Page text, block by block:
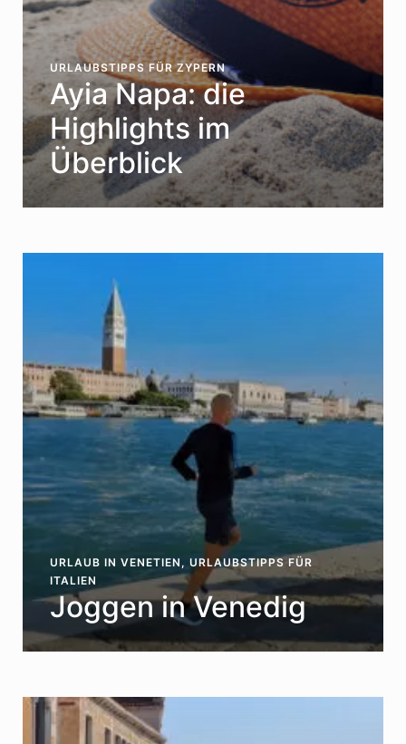
URLAUBSTIPPS FÜR ZYPERN
Ayia Napa: die
Highlights im
Überblick
URLAUB IN VENETIEN , URLAUBSTIPPS FÜR
ITALIEN
Joggen in Venedig